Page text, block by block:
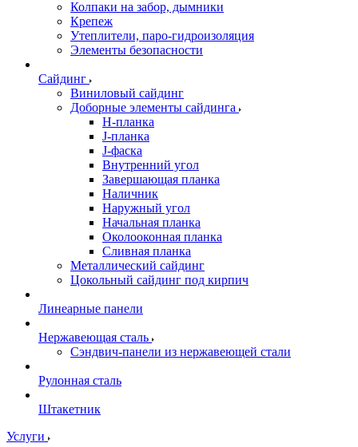
Колпаки на забор, дымники
Крепеж
Утеплители, паро-гидроизоляция
Элементы безопасности
Сайдинг
Виниловый сайдинг
Доборные элементы сайдинга
H-планка
J-планка
J-фаска
Внутренний угол
Завершающая планка
Наличник
Наружный угол
Начальная планка
Околооконная планка
Сливная планка
Металлический сайдинг
Цокольный сайдинг под кирпич
Линеарные панели
Нержавеющая сталь
Сэндвич-панели из нержавеющей стали
Рулонная сталь
Штакетник
Услуги